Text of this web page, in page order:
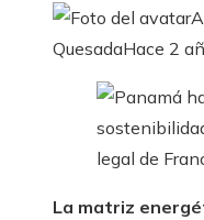
QuesadaHace 2
La matriz